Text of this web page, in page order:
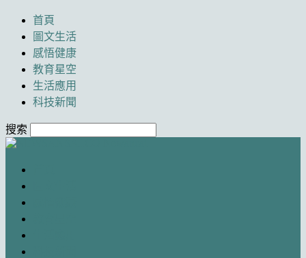
首頁
圖文生活
感悟健康
教育星空
生活應用
科技新聞
搜索